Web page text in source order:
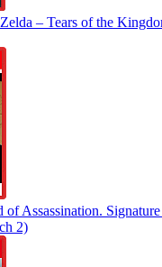
– Tears of the
of Assassination.
2)